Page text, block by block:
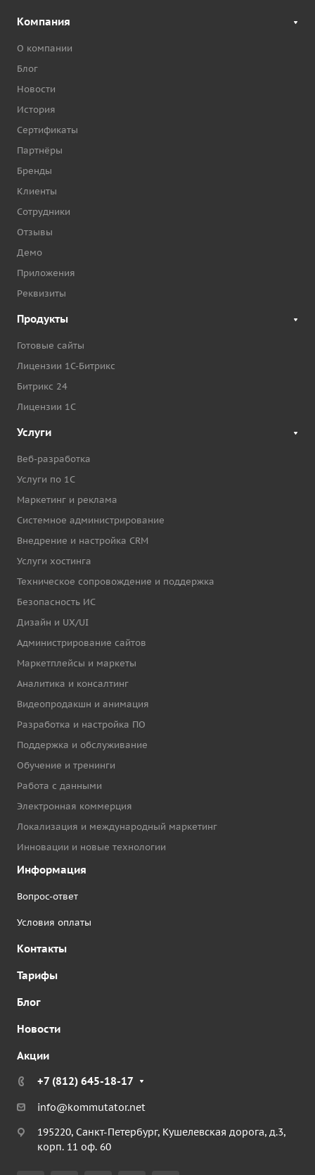
Компания
О компании
Блог
Новости
История
Сертификаты
Партнёры
Бренды
Клиенты
Сотрудники
Отзывы
Демо
Приложения
Реквизиты
Продукты
Готовые сайты
Лицензии 1С-Битрикс
Битрикс 24
Лицензии 1С
Услуги
Веб-разработка
Услуги по 1С
Маркетинг и реклама
Системное администрирование
Внедрение и настройка CRM
Услуги хостинга
Техническое сопровождение и поддержка
Безопасность ИС
Дизайн и UX/UI
Администрирование сайтов
Маркетплейсы и маркеты
Аналитика и консалтинг
Видеопродакшн и анимация
Разработка и настройка ПО
Поддержка и обслуживание
Обучение и тренинги
Работа с данными
Электронная коммерция
Локализация и международный маркетинг
Инновации и новые технологии
Информация
Вопрос-ответ
Условия оплаты
Контакты
Тарифы
Блог
Новости
Акции
+7 (812) 645-18-17
info@kommutator.net
195220, Санкт-Петербург, Кушелевская дорога, д.3,
корп. 11 оф. 60